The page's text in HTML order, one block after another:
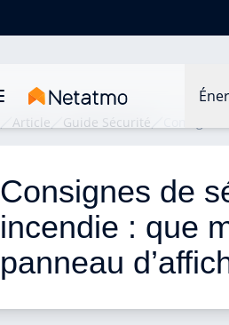
Article Guide Sécurité
Consignes de
incendie : que
panneau